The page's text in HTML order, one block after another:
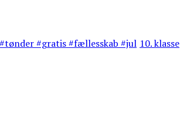
#gratis #fællesskab #jul 10. klasse